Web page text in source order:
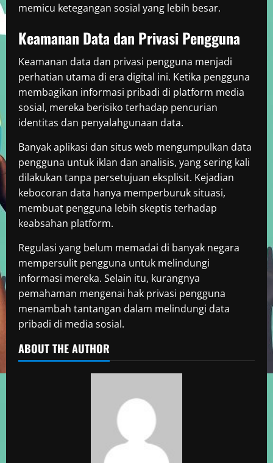
memicu ketegangan sosial yang lebih besar.
Keamanan Data dan Privasi Pengguna
Keamanan data dan privasi pengguna menjadi
perhatian utama di era digital ini. Ketika pengguna
membagikan informasi pribadi di platform media
sosial, mereka berisiko terhadap pencurian
identitas dan penyalahgunaan data.
Banyak aplikasi dan situs web mengumpulkan data
pengguna untuk iklan dan analisis, yang sering kali
dilakukan tanpa persetujuan eksplisit. Kejadian
kebocoran data hanya memperburuk situasi,
membuat pengguna lebih skeptis terhadap
keabsahan platform.
Regulasi yang belum memadai di banyak negara
mempersulit pengguna untuk melindungi
informasi mereka. Selain itu, kurangnya
pemahaman mengenai hak privasi pengguna
menambah tantangan dalam melindungi data
pribadi di media sosial.
ABOUT THE AUTHOR